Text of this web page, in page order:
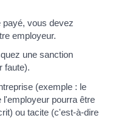
payé, vous devez
employeur.
une sanction
faute).
(exemple : le
l'employeur pourra être
ou tacite (c'est-à-dire